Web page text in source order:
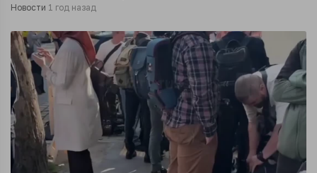
Новости 1 год назад